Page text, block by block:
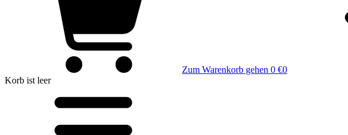
Zum Warenkorb gehen 0 €0
Korb ist leer